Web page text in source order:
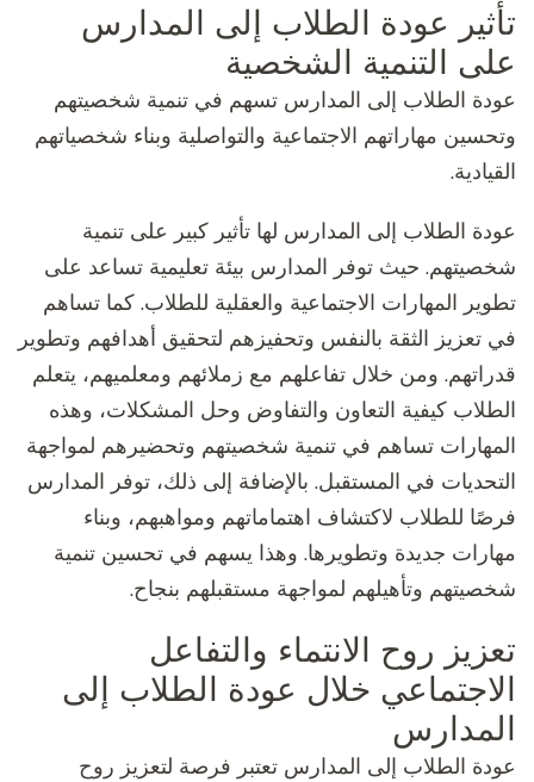
تأثير عودة الطلاب إلى المدارس
على التنمية الشخصية
عودة الطلاب إلى المدارس تسهم في تنمية شخصيتهم
وتحسين مهاراتهم الاجتماعية والتواصلية وبناء شخصياتهم
القيادية.
عودة الطلاب إلى المدارس لها تأثير كبير على تنمية
شخصيتهم. حيث توفر المدارس بيئة تعليمية تساعد على
تطوير المهارات الاجتماعية والعقلية للطلاب. كما تساهم
في تعزيز الثقة بالنفس وتحفيزهم لتحقيق أهدافهم وتطوير
قدراتهم. ومن خلال تفاعلهم مع زملائهم ومعلميهم، يتعلم
الطلاب كيفية التعاون والتفاوض وحل المشكلات، وهذه
المهارات تساهم في تنمية شخصيتهم وتحضيرهم لمواجهة
التحديات في المستقبل. بالإضافة إلى ذلك، توفر المدارس
فرصًا للطلاب لاكتشاف اهتماماتهم ومواهبهم، وبناء
مهارات جديدة وتطويرها. وهذا يسهم في تحسين تنمية
شخصيتهم وتأهيلهم لمواجهة مستقبلهم بنجاح.
تعزيز روح الانتماء والتفاعل
الاجتماعي خلال عودة الطلاب إلى
المدارس
عودة الطلاب إلى المدارس تعتبر فرصة لتعزيز روح